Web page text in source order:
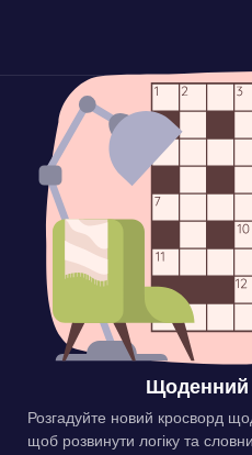
Щоденний
Розгадуйте новий кросворд
щоб розвинути логіку та